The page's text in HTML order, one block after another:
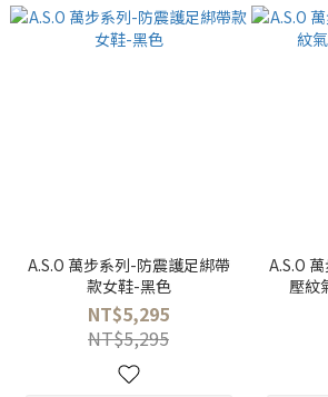
A.S.O 萬步系列-防震護足綁帶
款女鞋-黑色
NT$5,295
NT$5,295
A.S.O
壓紋